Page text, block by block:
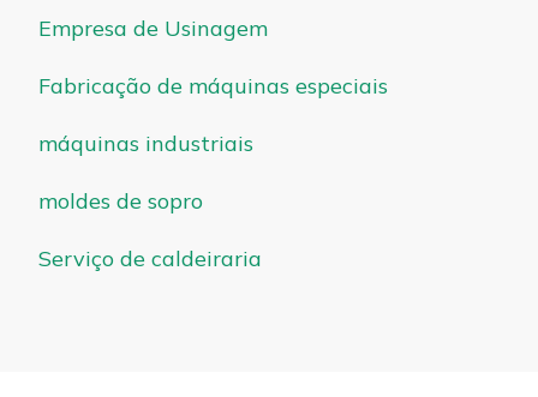
Empresa de Usinagem
Fabricação de máquinas especiais
máquinas industriais
moldes de sopro
Serviço de caldeiraria